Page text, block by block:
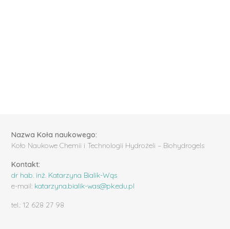
Nazwa Koła naukowego:
Koło Naukowe Chemii i Technologii Hydrożeli – Biohydrogels
Kontakt:
dr hab. inż. Katarzyna Bialik-Wąs
e-mail: katarzyna.bialik-was@pk.edu.pl
tel.: 12 628 27 98